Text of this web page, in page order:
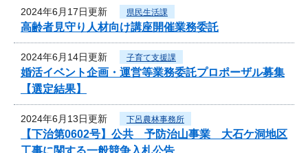
2024年6月17日更新 県民生活課
高齢者見守り人材向け講座開催業務委託
2024年6月14日更新 子育て支援課
婚活イベント企画・運営等業務委託プロポーザル募集
【選定結果】
2024年6月13日更新 下呂農林事務所
【下治第0602号】公共 予防治山事業 大石ケ洞地区
工事に関する一般競争入札公告